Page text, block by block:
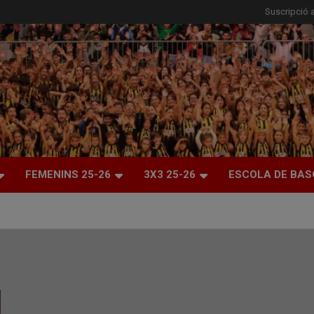
Suscripció
FEMENINS 25-26 3X3 25-26 ESCOLA DE